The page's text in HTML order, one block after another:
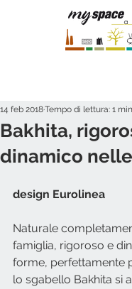
Bakhita,
dinamico
14 feb 2018Tempo di lettura: 1 min
design Eurolinea
Naturale
famiglia, rigoroso e
forme, perfettamente
lo sgabello Bakhita si